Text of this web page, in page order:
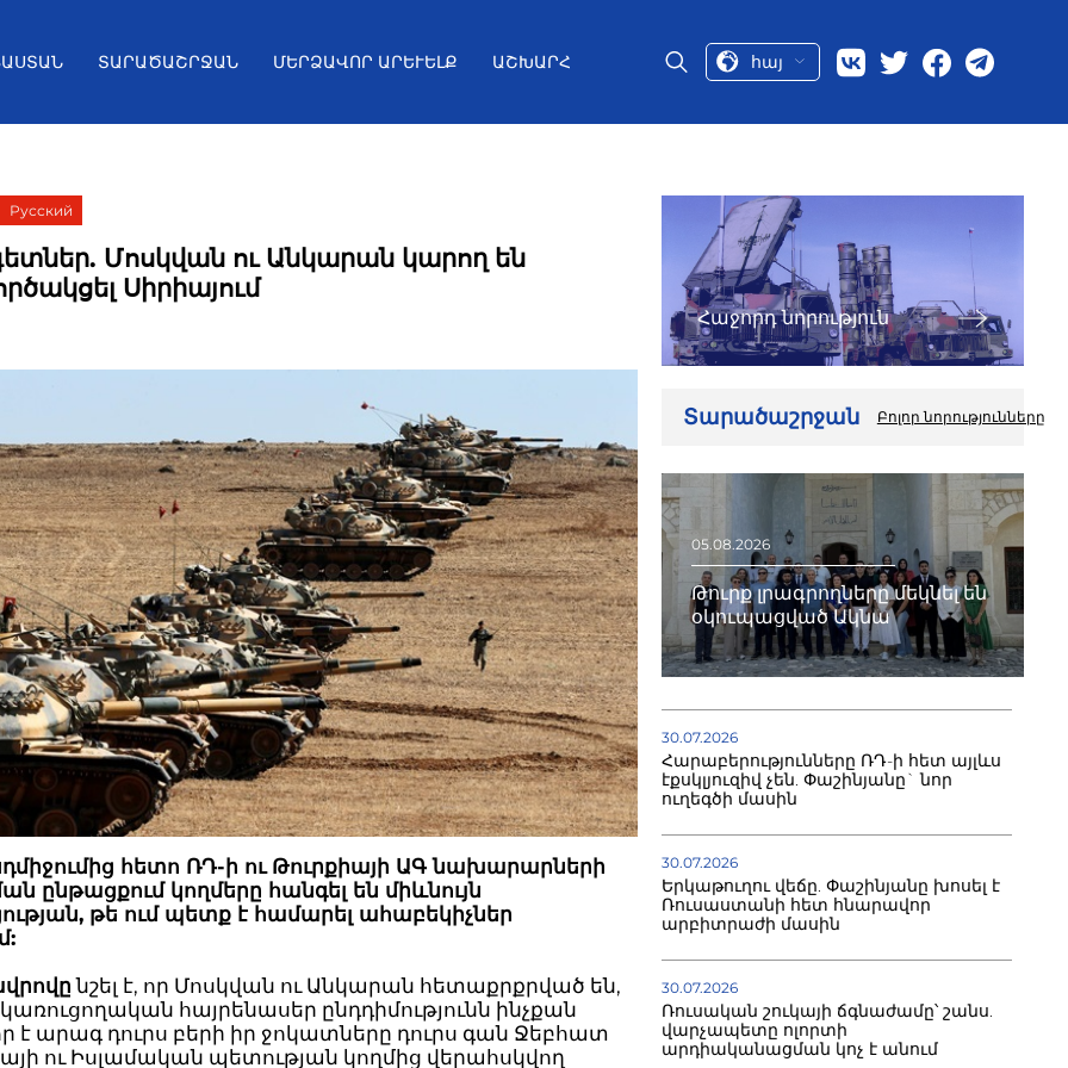
ՏԱՐԱԾԱՇՐՋԱՆ ՄԵՐՁԱՎՈՐ ԱՐԵՒԵԼՔ ԱՇԽԱՐՀ հայ
Русский
Մոսկվան ու Անկարան կարող են
Սիրիայում
հետո ՌԴ-ի ու Թուրքիայի ԱԳ նախարարների
ընթացքում կողմերը հանգել են միևնույն
թե ում պետք է համարել ահաբեկիչներ
նշել է, որ Մոսկվան ու Անկարան հետաքրքրված են,
հայրենասեր ընդդիմությունն ինչքան
է արագ դուրս բերի իր ջոկատները դուրս գան Ջեբհատ
ու Իսլամական պետության կողմից վերահսկվող
Հաջորդ նորություն
Տարածաշրջան Բոլոր նորությունները
05.08.2026
Թուրք լրագրողները մեկնել են
օկուպացված Ակնա
30.07.2026
Հարաբերությունները ՌԴ-ի հետ այլևս
էքսկլյուզիվ չեն. Փաշինյանը` նոր
ուղեգծի մասին
30.07.2026
Երկաթուղու վեճը. Փաշինյանը խոսել է
Ռուսաստանի հետ հնարավոր
արբիտրաժի մասին
30.07.2026
Ռուսական շուկայի ճգնաժամը՝ շանս.
վարչապետը ոլորտի
արդիականացման կոչ է անում